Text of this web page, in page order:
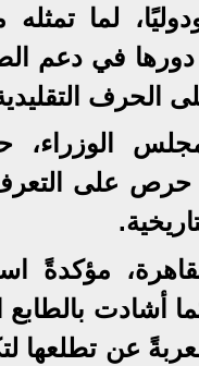
لما تمثله
في دعم
الوزراء،
حرص على
مؤكدةً
كما أشادت
عن تطلعها